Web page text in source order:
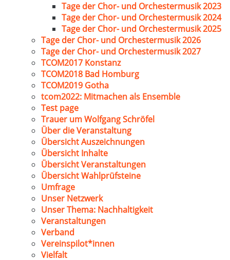
Tage der Chor- und Orchestermusik 2023
Tage der Chor- und Orchestermusik 2024
Tage der Chor- und Orchestermusik 2025
Tage der Chor- und Orchestermusik 2026
Tage der Chor- und Orchestermusik 2027
TCOM2017 Konstanz
TCOM2018 Bad Homburg
TCOM2019 Gotha
tcom2022: Mitmachen als Ensemble
Test page
Trauer um Wolfgang Schröfel
Über die Veranstaltung
Übersicht Auszeichnungen
Übersicht Inhalte
Übersicht Veranstaltungen
Übersicht Wahlprüfsteine
Umfrage
Unser Netzwerk
Unser Thema: Nachhaltigkeit
Veranstaltungen
Verband
Vereinspilot*innen
Vielfalt